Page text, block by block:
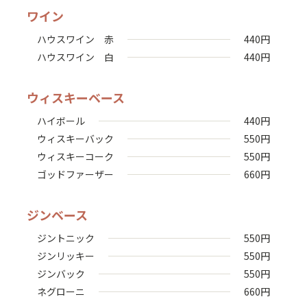
ワイン
ハウスワイン 赤 440円
ハウスワイン 白
440円
ウィスキーベース
ハイボール 440円
ウィスキーバック
550円
ウィスキーコーク
550円
ゴッドファーザー
660円
ジンベース
ジントニック 550円
ジンリッキー
550円
ジンバック
550円
ネグローニ
660円